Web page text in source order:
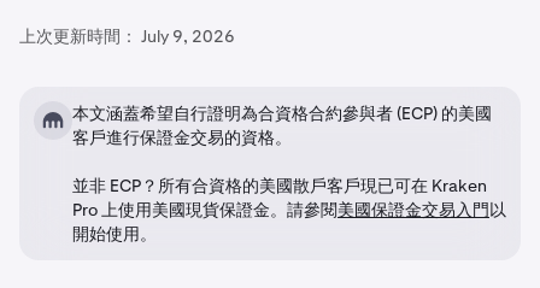
上次更新時間： July 9, 2026
本文涵蓋希望自行證明為合資格合約參與者 (ECP) 的美國
客戶進行保證金交易的資格。
並非 ECP？所有合資格的美國散戶客戶現已可在 Kraken
Pro 上使用美國現貨保證金。請參閱美國保證金交易入門以
開始使用。